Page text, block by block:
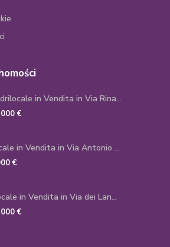
in Vendita in Via Rina...
€
in Vendita in Via Antonio ...
€
in Vendita in Via dei Lan...
€